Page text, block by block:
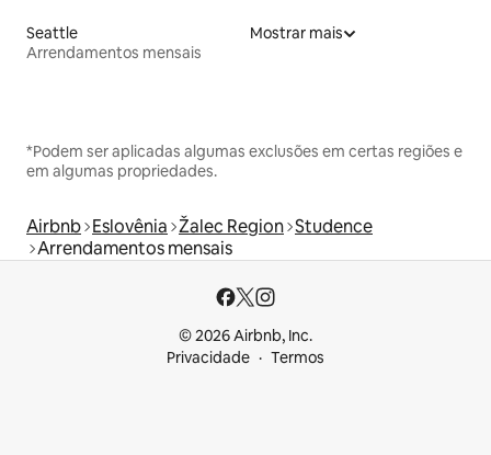
Seattle
Arrendamentos mensais
Mostrar mais
*Podem ser aplicadas algumas exclusões em certas regiões e
em algumas propriedades.
Airbnb Eslovênia Žalec Region Studence
Arrendamentos mensais
© 2026 Airbnb, Inc.
Privacidade
Termos